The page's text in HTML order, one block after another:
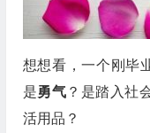
想想看，一个刚毕
是勇气 ？是踏入社
活用品？